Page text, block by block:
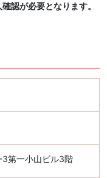
認が必要となります。
第一小山ビル3階